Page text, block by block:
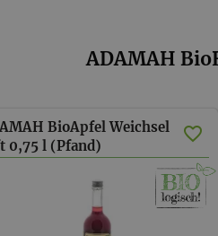
ADAMAH
BioApfel Weichsel
0,75 l (Pfand)